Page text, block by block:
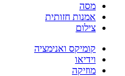
מסה
אמנות חזותית
צילום
קומיקס ואנימציה
וידיאו
מוזיקה